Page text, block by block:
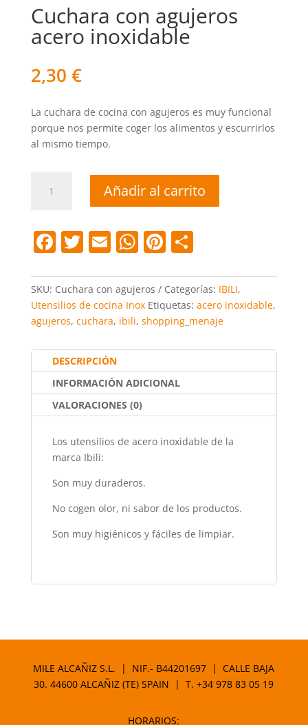
Cuchara con agujeros
acero inoxidable
2,30 €
La cuchara de cocina con agujeros es muy funcional
porque nos permite coger los alimentos y escurrirlos
al mismo tiempo.
inoxidable
Añadir al carrito
F
c
e
b
o
o
k
T
itt
er
E
ai
l
W
at
s
A
p
p
Pi
er
e
st
C
m
p
ar
tir
SKU: Cuchara con agujeros Categorías: IBILI,
Utensilios de cocina Inox Etiquetas: acero inoxidable,
agujeros, cuchara, ibili, shopping_menaje
DESCRIPCIÓN
INFORMACIÓN ADICIONAL
VALORACIONES (0)
Los utensilios de acero inoxidable de la
marca Ibili:
Son muy duraderos.
No cogen olor, ni sabor de los productos.
Son muy higiénicos y fáciles de limpiar.
MILE ALCAÑIZ S.L. | NIF.- B44201697 | CALLE BAJA
30. 44600 ALCAÑIZ (TE) SPAIN | T.+34 978 83 05 19
HORARIOS: